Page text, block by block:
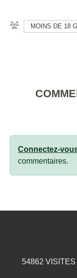
MOINS DE 18
Connectez-
commentaires.
54862 VISITES